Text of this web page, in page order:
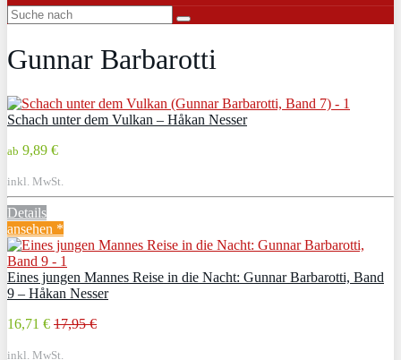
Gunnar Barbarotti
Schach unter dem Vulkan – Håkan Nesser
ab 9,89 €
inkl. MwSt.
Details
ansehen *
Eines jungen Mannes Reise in die Nacht: Gunnar Barbarotti, Band
9 – Håkan Nesser
16,71 € 17,95 €
inkl. MwSt.